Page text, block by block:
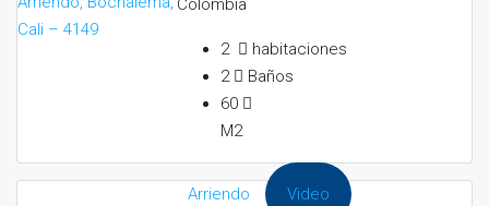
2
habitaciones
2
Baños
60
M2
Arriendo Video